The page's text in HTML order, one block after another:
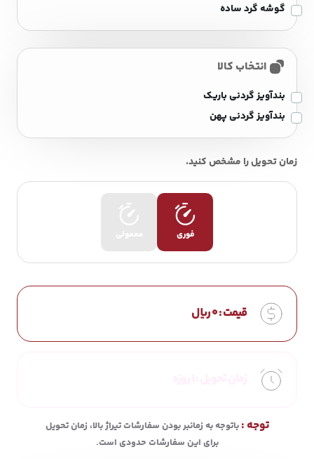
گوشه گرد ساده
انتخاب کالا
بندآویز گردنی باریک
بندآویز گردنی پهن
زمان تحویل را مشخص کنید.
فوری
قیمت :0ریال
توجه :باتوجه به زمانبر بودن سفارشات تیراژ بالا، زمان تحویل
برای این سفارشات حدودی است.